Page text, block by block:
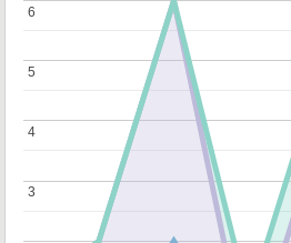
3
3
4
4
5
5
6
6